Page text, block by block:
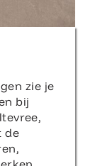
zie je
bij
de